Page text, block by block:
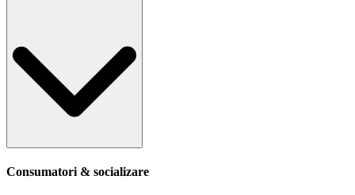
Consumatori & socializare